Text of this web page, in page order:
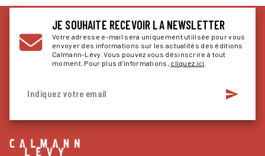
JE SOUHAITE RECEVOIR LA NEWSLETTER
Votre adresse e-mail sera uniquement utilisée pour vous
envoyer des informations sur les actualités des éditions
Calmann-Lévy. Vous pouvez vous désinscrire à tout
moment. Pour plus d’informations, cliquez ici
Indiquez votre email send